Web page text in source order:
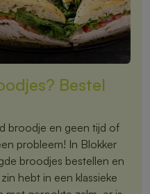
Bestel
broodje en geen tijd of
probleem! In Blokker
broodjes bestellen en
hebt in een klassieke